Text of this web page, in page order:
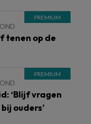
tenen op de
‘Blijf vragen
ouders’